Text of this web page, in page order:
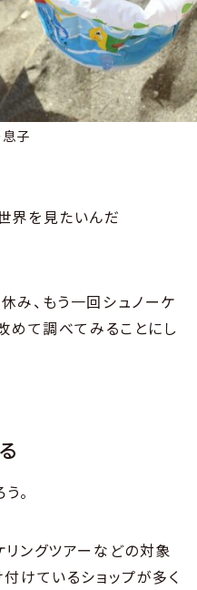
子
界を見たいんだ
み、もう一回シュノーケ
めて調べてみることにし
。
リングツアーなどの対象
けているショップが多く